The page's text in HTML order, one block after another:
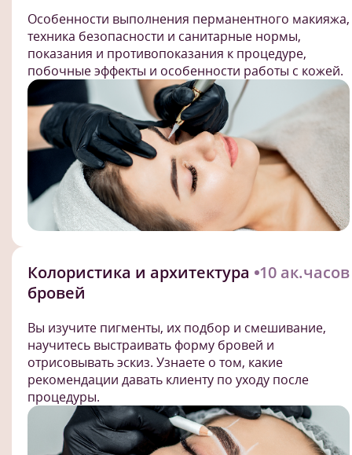
Особенности выполнения перманентного макияжа,
техника безопасности и санитарные нормы,
показания и противопоказания к процедуре,
побочные эффекты и особенности работы с кожей.
Колористика и архитектура
бровей
10 ак.часов
Вы изучите пигменты, их подбор и смешивание,
научитесь выстраивать форму бровей и
отрисовывать эскиз. Узнаете о том, какие
рекомендации давать клиенту по уходу после
процедуры.